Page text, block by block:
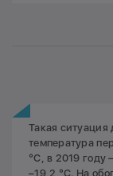
Такая ситуация
температура
°С, в 2019 году
–19,2 °С. На